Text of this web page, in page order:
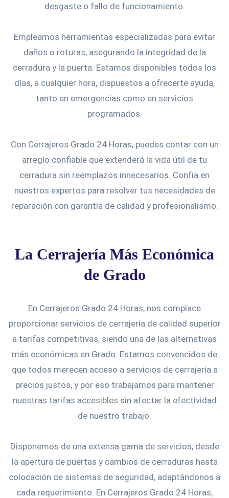
desgaste o fallo de funcionamiento.
Empleamos herramientas especializadas para evitar
daños o roturas, asegurando la integridad de la
cerradura y la puerta. Estamos disponibles todos los
días, a cualquier hora, dispuestos a ofrecerte ayuda,
tanto en emergencias como en servicios
programados.
Con Cerrajeros Grado 24 Horas, puedes contar con un
arreglo confiable que extenderá la vida útil de tu
cerradura sin reemplazos innecesarios. Confía en
nuestros expertos para resolver tus necesidades de
reparación con garantía de calidad y profesionalismo.
La Cerrajería Más Económica
de Grado
En Cerrajeros Grado 24 Horas, nos complace
proporcionar servicios de cerrajería de calidad superior
a tarifas competitivas, siendo una de las alternativas
más económicas en Grado. Estamos convencidos de
que todos merecen acceso a servicios de cerrajería a
precios justos, y por eso trabajamos para mantener
nuestras tarifas accesibles sin afectar la efectividad
de nuestro trabajo.
Disponemos de una extensa gama de servicios, desde
la apertura de puertas y cambios de cerraduras hasta
colocación de sistemas de seguridad, adaptándonos a
cada requerimiento. En Cerrajeros Grado 24 Horas,